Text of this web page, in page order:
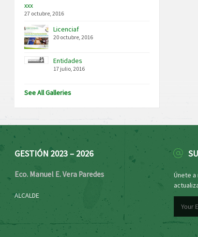
xxx
27 octubre, 2016
Licenciaf
20 octubre, 2016
Entidades
17 julio, 2016
See All Galleries
GESTIÓN 2023 – 2026
Eco. Manuel E. Vera Paredes
ALCALDE
Únete